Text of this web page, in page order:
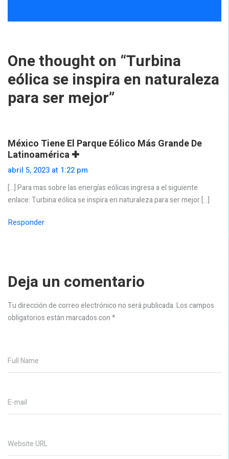
One thought on “Turbina
eólica se inspira en naturaleza
para ser mejor”
México Tiene El Parque Eólico Más Grande De
Latinoamérica ✚
abril 5, 2023 at 1:22 pm
[…] Para mas sobre las energías eólicas ingresa a el siguiente
enlace: Turbina eólica se inspira en naturaleza para ser mejor […]
Responder
Deja un comentario
Tu dirección de correo electrónico no será publicada.Los campos
obligatorios están marcados con*
Full Name
E-mail
Website URL